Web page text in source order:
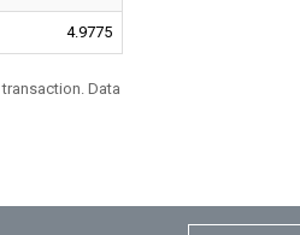
4.9775
Data